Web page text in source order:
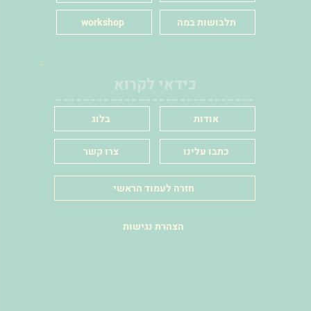
workshop תלבושות במה
כידאי לקרוא
בלוג
צרו קשר
אודות
כתבו עלינו
חזרה לעמוד הראשי
הצהרת נגישות